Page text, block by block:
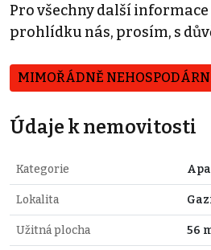
Pro všechny další
prohlídku nás, prosím, s
MIMOŘÁDNĚ
Údaje k nemovitosti
Kategorie
Lokalita
Užitná plocha 56